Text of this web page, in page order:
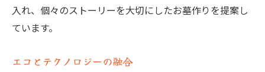
入れ、個々のストーリーを大切にしたお墓作りを提案し
ています。
エコとテクノロジーの融合